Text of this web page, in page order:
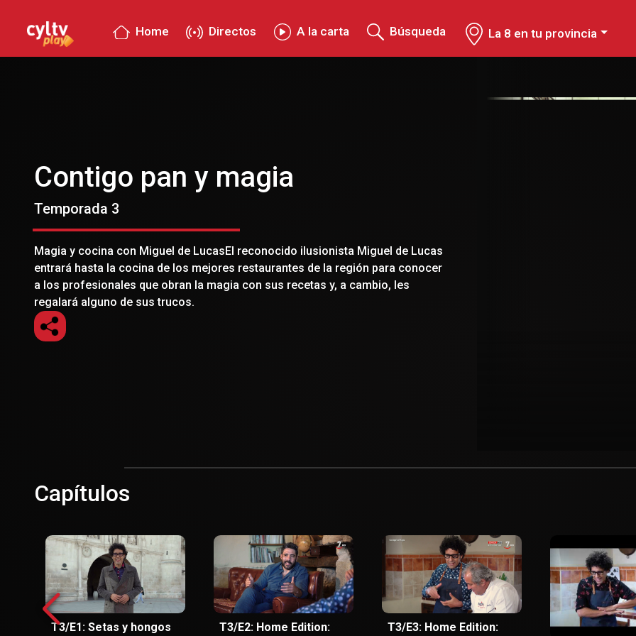
Home Directos A la carta Búsqueda La 8 en tu provincia
Contigo pan y magia
Temporada 3
Magia y cocina con Miguel de LucasEl reconocido ilusionista Miguel de Lucas
entrará hasta la cocina de los mejores restaurantes de la región para conocer
a los profesionales que obran la magia con sus recetas y, a cambio, les
regalará alguno de sus trucos.
Capítulos
T3/E1: Setas y hongos T3/E2: Home Edition: T3/E3: Home Edition: